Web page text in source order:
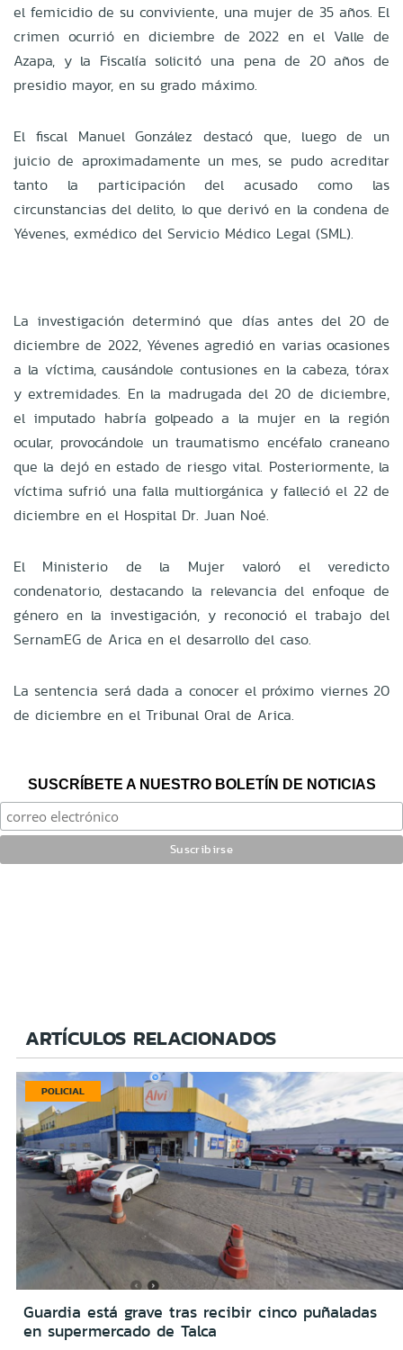
el femicidio de su conviviente, una mujer de 35 años. El
crimen ocurrió en diciembre de 2022 en el Valle de
Azapa, y la Fiscalía solicitó una pena de 20 años de
presidio mayor, en su grado máximo.
El fiscal Manuel González destacó que, luego de un
juicio de aproximadamente un mes, se pudo acreditar
tanto la participación del acusado como las
circunstancias del delito, lo que derivó en la condena de
Yévenes, exmédico del Servicio Médico Legal (SML).
La investigación determinó que días antes del 20 de
diciembre de 2022, Yévenes agredió en varias ocasiones
a la víctima, causándole contusiones en la cabeza, tórax
y extremidades. En la madrugada del 20 de diciembre,
el imputado habría golpeado a la mujer en la región
ocular, provocándole un traumatismo encéfalo craneano
que la dejó en estado de riesgo vital. Posteriormente, la
víctima sufrió una falla multiorgánica y falleció el 22 de
diciembre en el Hospital Dr. Juan Noé.
El Ministerio de la Mujer valoró el veredicto
condenatorio, destacando la relevancia del enfoque de
género en la investigación, y reconoció el trabajo del
SernamEG de Arica en el desarrollo del caso.
La sentencia será dada a conocer el próximo viernes 20
de diciembre en el Tribunal Oral de Arica.
SUSCRÍBETE A NUESTRO BOLETÍN DE NOTICIAS
ARTÍCULOS RELACIONADOS
POLICIAL
Guardia está grave tras recibir cinco puñaladas
en supermercado de Talca